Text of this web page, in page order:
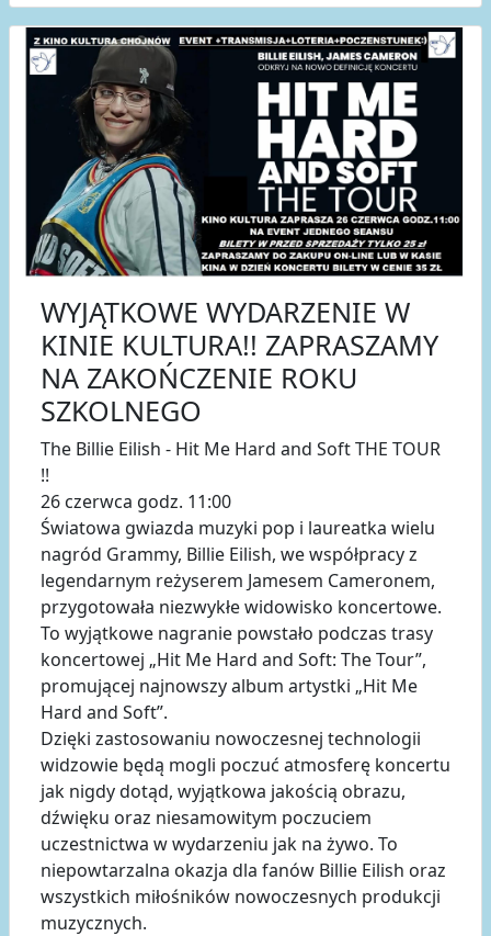
WYJĄTKOWE WYDARZENIE W
KINIE KULTURA!! ZAPRASZAMY
NA ZAKOŃCZENIE ROKU
SZKOLNEGO
The Billie Eilish - Hit Me Hard and Soft THE TOUR
!!
26 czerwca godz. 11:00
Światowa gwiazda muzyki pop i laureatka wielu
nagród Grammy, Billie Eilish, we współpracy z
legendarnym reżyserem Jamesem Cameronem,
przygotowała niezwykłe widowisko koncertowe.
To wyjątkowe nagranie powstało podczas trasy
koncertowej „Hit Me Hard and Soft: The Tour”,
promującej najnowszy album artystki „Hit Me
Hard and Soft”.
Dzięki zastosowaniu nowoczesnej technologii
widzowie będą mogli poczuć atmosferę koncertu
jak nigdy dotąd, wyjątkowa jakością obrazu,
dźwięku oraz niesamowitym poczuciem
uczestnictwa w wydarzeniu jak na żywo. To
niepowtarzalna okazja dla fanów Billie Eilish oraz
wszystkich miłośników nowoczesnych produkcji
muzycznych.